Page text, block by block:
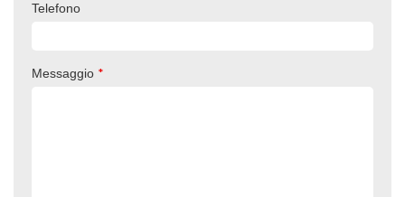
Telefono
Messaggio *